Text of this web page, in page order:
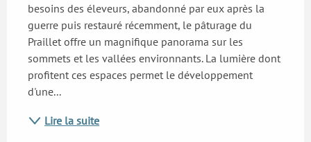
besoins des éleveurs, abandonné par eux après la
guerre puis restauré récemment, le pâturage du
Praillet offre un magnifique panorama sur les
sommets et les vallées environnants. La lumière dont
profitent ces espaces permet le développement
d'une...
Lire la suite